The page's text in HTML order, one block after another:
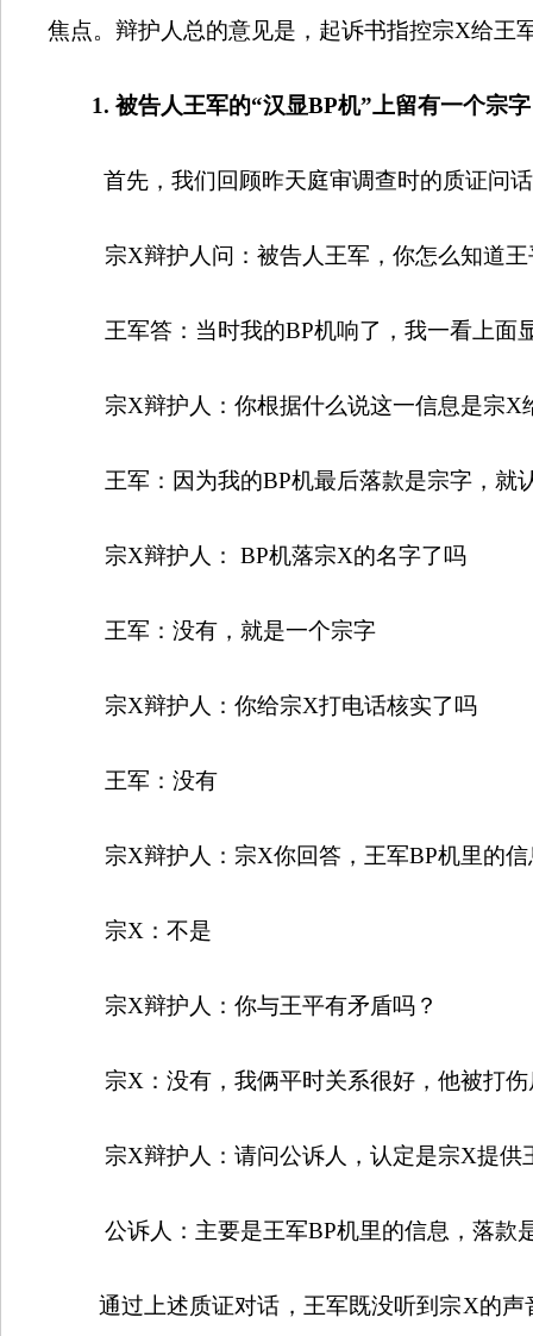
焦点。辩护人总的意见是，起诉书指控宗X给王
1.被告人王军的“汉显BP机”上留有一个宗
首先，我们回顾昨天庭审调查时的质证问话
宗X辩护人问：被告人王军，你怎么知道
王军答：当时我的BP机响了，我一看上面
宗X辩护人：你根据什么说这一信息是宗X
王军：因为我的BP机最后落款是宗字，就
宗X辩护人： BP机落宗X的名字了吗
王军：没有，就是一个宗字
宗X辩护人：你给宗X打电话核实了吗
王军：没有
宗X辩护人：宗X你回答，王军BP机里的
宗X ：不是
宗X辩护人：你与王平有矛盾吗？
宗X ：没有，我俩平时关系很好，他被打
宗X辩护人：请问公诉人，认定是宗X提供
公诉人：主要是王军BP机里的信息，落款
通过上述质证对话，王军既没听到宗X的声